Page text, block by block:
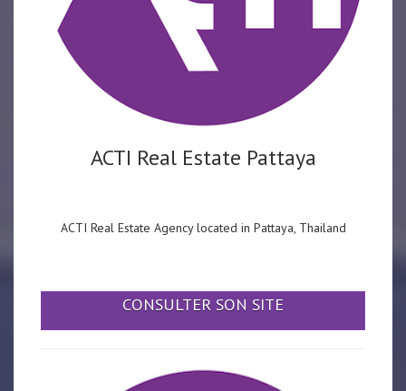
ACTI Real Estate Pattaya
ACTI Real Estate Agency located in Pattaya, Thailand
CONSULTER SON SITE